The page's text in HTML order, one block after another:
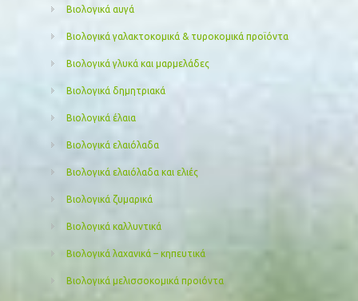
Βιολογικά αυγά
Βιολογικά γαλακτοκομικά & τυροκομικά προϊόντα
Βιολογικά γλυκά και μαρμελάδες
Βιολογικά δημητριακά
Βιολογικά έλαια
Βιολογικά ελαιόλαδα
Βιολογικά ελαιόλαδα και ελιές
Βιολογικά ζυμαρικά
Βιολογικά καλλυντικά
Βιολογικά λαχανικά – κηπευτικά
Βιολογικά μελισσοκομικά προιόντα